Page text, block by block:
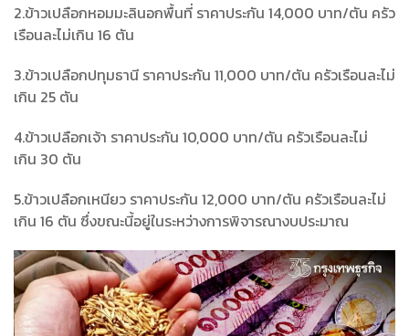
2.ข้าวเปลือกหอมมะลินอกพื้นที่ ราคาประกัน 14,000 บาท/ตัน ครัว
เรือนละไม่เกิน 16 ตัน
3.ข้าวเปลือกปทุมธานี ราคาประกัน 11,000 บาท/ตัน ครัวเรือนละไม่
เกิน 25 ตัน
4.ข้าวเปลือกเจ้า ราคาประกัน 10,000 บาท/ตัน ครัวเรือนละไม่
เกิน 30 ตัน
5.ข้าวเปลือกเหนียว ราคาประกัน 12,000 บาท/ตัน ครัวเรือนละไม่
เกิน 16 ตัน ซึ่งขณะนี้อยู่ในระหว่างการพิจารณางบประมาณ